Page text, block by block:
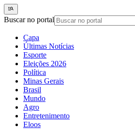
Buscar no portal
Capa
Últimas Notícias
Esporte
Eleições 2026
Política
Minas Gerais
Brasil
Mundo
Agro
Entretenimento
Eloos